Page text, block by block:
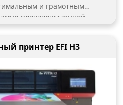
и грамотным
производственной
широкоформатный
существенно облегчить
производительность.
принтер EFI H3